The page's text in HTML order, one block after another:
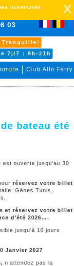
03
Tranquille!
7j/7 : 9h-21h
Club Allo Ferry
ouvertures
X
bateau été 2026 Italie
bateau été
est ouverte jusqu'au 30
réservez votre billet
Gênes Tunis,
et réservez votre billet
d'été 2026….
jusqu'à 10 jours
Janvier 2027
n’attendez pas la